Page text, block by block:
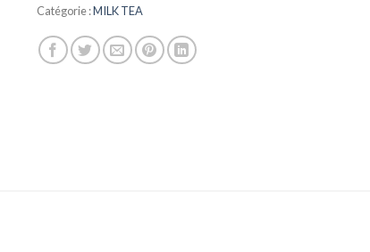
Catégorie :MILK TEA